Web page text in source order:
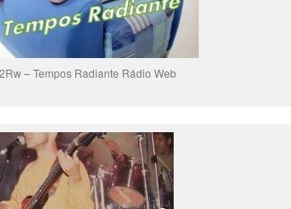
– Tempos Radiante Rádio Web